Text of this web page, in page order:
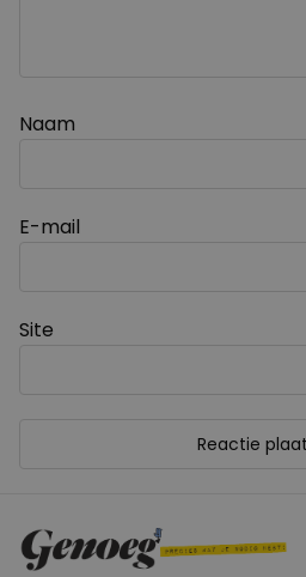
Naam
E-mail
Site